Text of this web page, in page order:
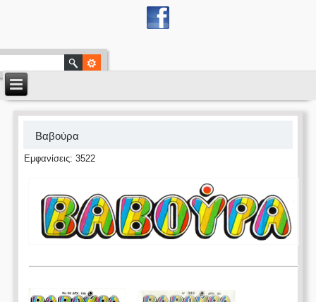
Βαβούρα
Εμφανίσεις: 3522